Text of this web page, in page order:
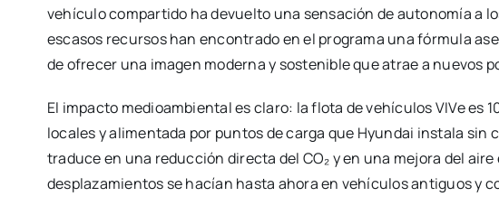
vehículo compartido ha devuelto una sensación de autonomía a
escasos recursos han encontrado en el programa una fórmula
de ofrecer una imagen moderna y sostenible que atrae a nuevos
El impacto medioambiental es claro: la flota de vehículos VIVe es
locales y alimentada por puntos de carga que Hyundai instala sin
traduce en una reducción directa del CO₂ y en una mejora del
desplazamientos se hacían hasta ahora en vehículos antiguos y